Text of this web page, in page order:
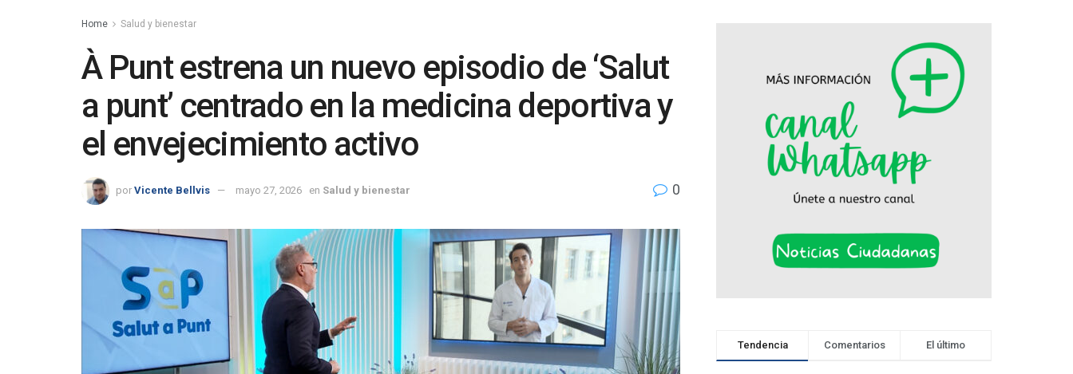
Home Salud y bienestar
À Punt estrena un nuevo episodio de ‘Salut
a punt’ centrado en la medicina deportiva y
el envejecimiento activo
por Vicente Bellvis mayo 27, 2026 en Salud y bienestar 0
Tendencia Comentarios El último